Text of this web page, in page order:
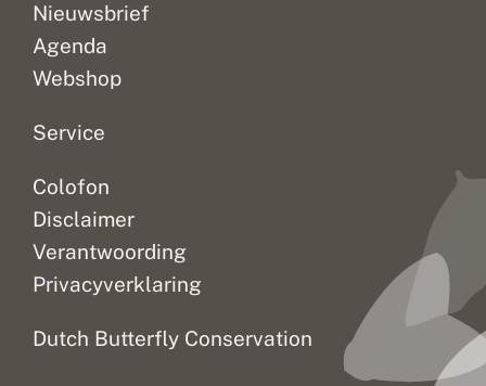
Nieuwsbrief
Agenda
Webshop
Service
Colofon
Disclaimer
Verantwoording
Privacyverklaring
Dutch Butterfly Conservation